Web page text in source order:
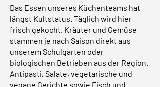
Das Essen unseres Küchenteams hat
längst Kultstatus. Täglich wird hier
frisch gekocht. Kräuter und Gemüse
stammen je nach Saison direkt aus
unserem Schulgarten oder
biologischen Betrieben aus der Region.
Antipasti, Salate, vegetarische und
vegane Gerichte sowie Fisch und